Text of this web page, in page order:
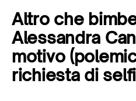
Tutti gli articoli
Altro che
Alessandra
motivo
richiesta di